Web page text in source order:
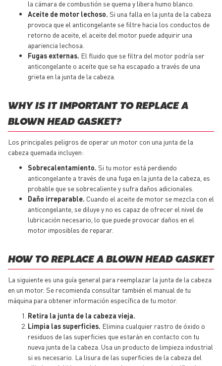
la cámara de combustión se quema y libera humo blanco.
Aceite de motor lechoso. Si una falla en la junta de la cabeza
provoca que el anticongelante se filtre hacia los conductos de
retorno de aceite, el aceite del motor puede adquirir una
apariencia lechosa.
Fugas externas. El fluido que se filtra del motor podría ser
anticongelante o aceite que se ha escapado a través de una
grieta en la junta de la cabeza.
WHY IS IT IMPORTANT TO REPLACE A
BLOWN HEAD GASKET?
Los principales peligros de operar un motor con una junta de la
cabeza quemada incluyen:
Sobrecalentamiento. Si tu motor está perdiendo
anticongelante a través de una fuga en la junta de la cabeza, es
probable que se sobrecaliente y sufra daños adicionales.
Daño irreparable. Cuando el aceite de motor se mezcla con el
anticongelante, se diluye y no es capaz de ofrecer el nivel de
lubricación necesario, lo que puede provocar daños en el
motor imposibles de reparar.
HOW TO REPLACE A BLOWN HEAD GASKET
La siguiente es una guía general para reemplazar la junta de la cabeza
en un motor. Se recomienda consultar también el manual de tu
máquina para obtener información específica de tu motor.
Retira la junta de la cabeza vieja.
Limpia las superficies. Elimina cualquier rastro de óxido o
residuos de las superficies que estarán en contacto con tu
nueva junta de la cabeza. Usa un producto de limpieza industrial
si es necesario. La lisura de las superficies de la cabeza del